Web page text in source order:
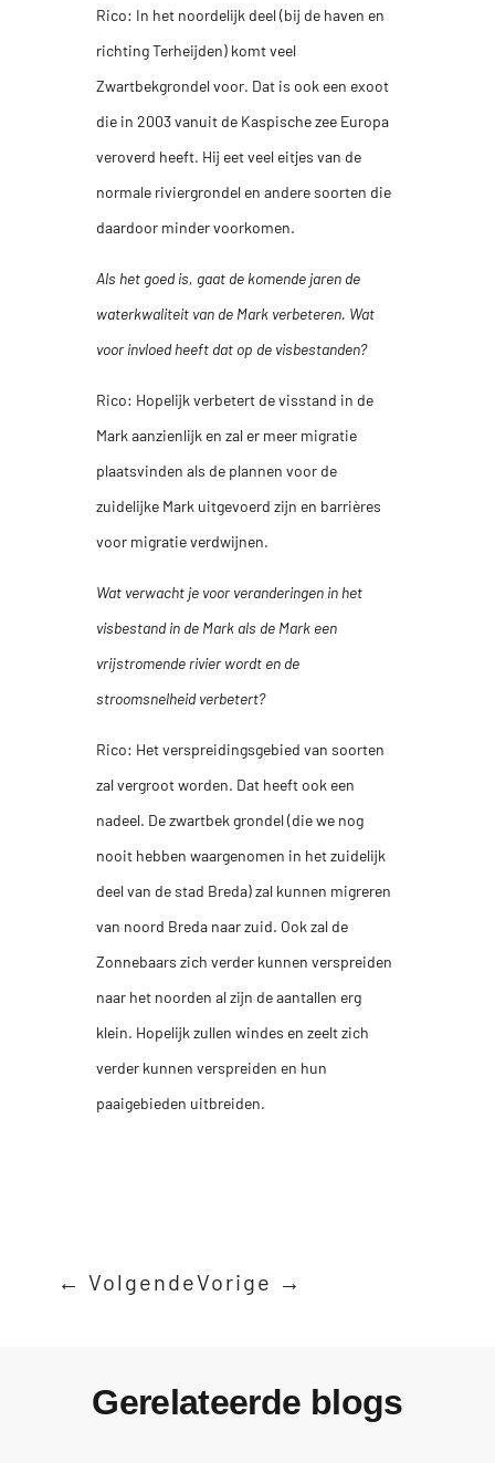
Rico: In het noordelijk deel (bij de haven en
richting Terheijden) komt veel
Zwartbekgrondel voor. Dat is ook een exoot
die in 2003 vanuit de Kaspische zee Europa
veroverd heeft. Hij eet veel eitjes van de
normale riviergrondel en andere soorten die
daardoor minder voorkomen.
Als het goed is, gaat de komende jaren de
waterkwaliteit van de Mark verbeteren. Wat
voor invloed heeft dat op de visbestanden?
Rico: Hopelijk verbetert de visstand in de
Mark aanzienlijk en zal er meer migratie
plaatsvinden als de plannen voor de
zuidelijke Mark uitgevoerd zijn en barrières
voor migratie verdwijnen.
Wat verwacht je voor veranderingen in het
visbestand in de Mark als de Mark een
vrijstromende rivier wordt en de
stroomsnelheid verbetert?
Rico: Het verspreidingsgebied van soorten
zal vergroot worden. Dat heeft ook een
nadeel. De zwartbek grondel (die we nog
nooit hebben waargenomen in het zuidelijk
deel van de stad Breda) zal kunnen migreren
van noord Breda naar zuid. Ook zal de
Zonnebaars zich verder kunnen verspreiden
naar het noorden al zijn de aantallen erg
klein. Hopelijk zullen windes en zeelt zich
verder kunnen verspreiden en hun
paaigebieden uitbreiden.
←VolgendeVorige →
Gerelateerde blogs